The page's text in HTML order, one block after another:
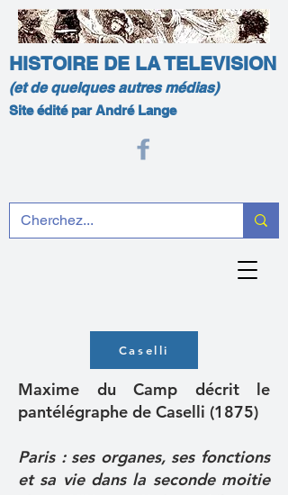
HISTOIRE DE LA TELEVISION
(et de quelques autres médias)
Site édité par André Lange
Caselli
Maxime du Camp décrit le
pantélégraphe de Caselli (1875)
Paris : ses organes, ses fonctions
et sa vie dans la seconde moitie